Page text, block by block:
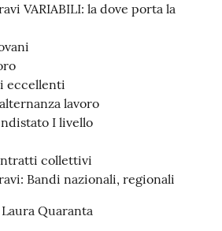
VARIABILI: la dove porta la
eccellenti
lavoro
I livello
collettivi
Bandi nazionali, regionali
Quaranta